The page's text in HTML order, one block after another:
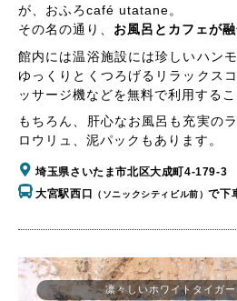
が、おふろcafé utatane。
その名の通り、 お風呂とカフェが
館内には温浴施設には珍しいハン
ゆっくりとくつろげるリラックス
ッサージ機などを無料で利用するこ
もちろん、肝心なお風呂も充実の
ロウリュ、泥パックもあります。
埼玉県さいたま市北区大成町4-179-3
大宮駅西口
（ソニックシティビル前）で下
凛々しいホワイトタイガー